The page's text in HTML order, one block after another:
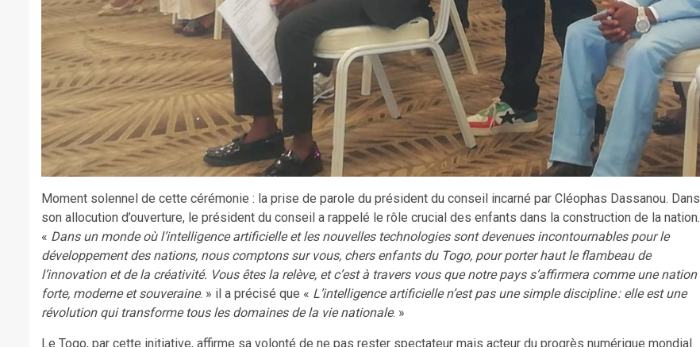
Moment solennel de cette cérémonie : la prise de parole du président du conseil incarné par Cléophas Dassanou. Dans
son allocution d’ouverture, le président du conseil a rappelé le rôle crucial des enfants dans la construction de la nation.
« Dans un monde où l’intelligence artificielle et les nouvelles technologies sont devenues incontournables pour le
développement des nations, nous comptons sur vous, chers enfants du Togo, pour porter haut le flambeau de
l’innovation et de la créativité. Vous êtes la relève, et c’est à travers vous que notre pays s’affirmera comme une nation
forte, moderne et souveraine. » il a précisé que « L’intelligence artificielle n’est pas une simple discipline : elle est une
révolution qui transforme tous les domaines de la vie nationale. »
Le Togo, par cette initiative, affirme sa volonté de ne pas rester spectateur mais acteur du progrès numérique mondial.